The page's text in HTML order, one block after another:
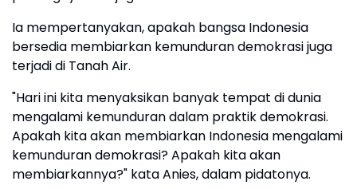
Ia mempertanyakan, apakah bangsa Indonesia
bersedia membiarkan kemunduran demokrasi juga
terjadi di Tanah Air.
"Hari ini kita menyaksikan banyak tempat di dunia
mengalami kemunduran dalam praktik demokrasi.
Apakah kita akan membiarkan Indonesia mengalami
kemunduran demokrasi? Apakah kita akan
membiarkannya?" kata Anies, dalam pidatonya.